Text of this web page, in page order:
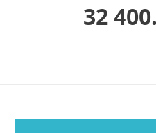
32